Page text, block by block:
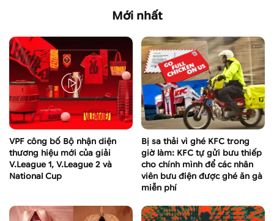
Mới nhất
VPF công bố Bộ nhận diện
thương hiệu mới của giải
V.League 1, V.League 2 và
National Cup
Bị sa thải vì ghé KFC trong
giờ làm: KFC tự gửi bưu thiếp
cho chính mình để các nhân
viên bưu điện được ghé ăn gà
miễn phí